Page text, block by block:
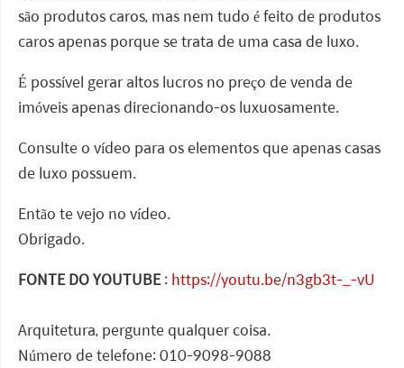
são produtos caros, mas nem tudo é feito de produtos
caros apenas porque se trata de uma casa de luxo.
É possível gerar altos lucros no preço de venda de
imóveis apenas direcionando-os luxuosamente.
Consulte o vídeo para os elementos que apenas casas
de luxo possuem.
Então te vejo no vídeo.
Obrigado.
FONTE DO YOUTUBE: https://youtu.be/n3gb3t-_-vU
Arquitetura, pergunte qualquer coisa.
Número de telefone: 010-9098-9088